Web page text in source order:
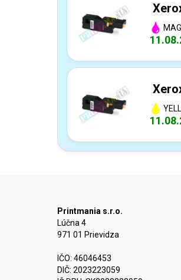
Printmania s.r.o.
Lúčna 4
971 01 Prievidza
IČO: 46046453
DIČ: 2023223059